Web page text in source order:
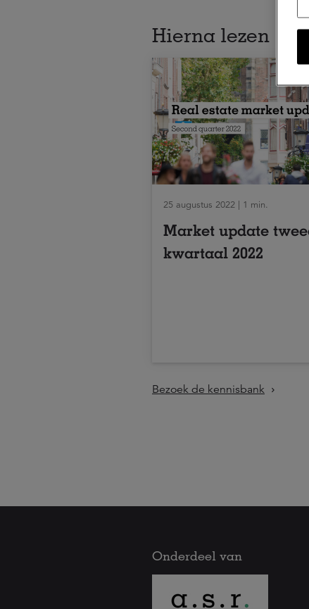
Hierna lezen
25 augustus 2022 | 1 min.
Market update
kwartaal 2022
Bezoek de kennisbank
Onderdeel van